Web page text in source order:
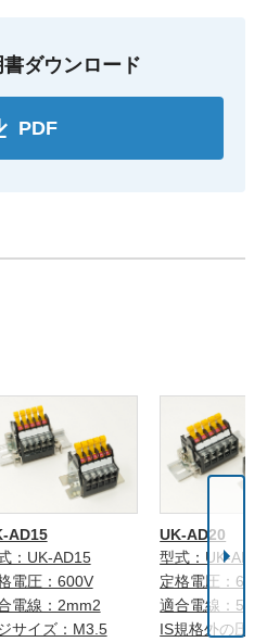
ダウンロード
PDF
AD15
：UK-AD15
電圧：600V
電線：2mm2
サイズ：M3.5
UK-AD20
型式：UK-
定格電圧：
適合電線：
IS規格外の圧